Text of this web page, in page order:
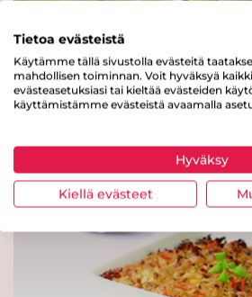
Torino
Lue lisää
Lue lisää
Broileri-makaronipaistos
Tietoa evästeistä
Käytämme tällä sivustolla evästeitä
mahdollisen toiminnan. Voit hyväksyä
evästeasetuksiasi tai kieltää evästeiden
käyttämistämme evästeistä avaamalla
Hyväksy
Kiellä evästeet